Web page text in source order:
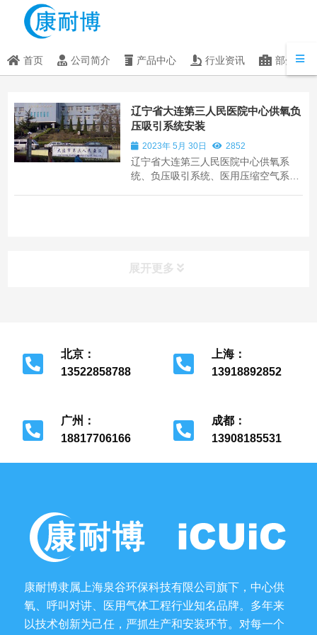
首页 公司简介 产品中心 行业资讯 部分客户
辽宁省大连第三人民医院中心供氧负
压吸引系统安装
2023年 5月 30日 2852
辽宁省大连第三人民医院中心供氧系
统、负压吸引系统、医用压缩空气系
展开更多
北京：
13522858788
上海：
13918892852
广州：
18817706166
成都：
13908185531
康耐博隶属上海泉谷环保科技有限公司旗下，中心供
氧、呼叫对讲、医用气体工程行业知名品牌。多年来
以技术创新为己任，严抓生产和安装环节。对每一个